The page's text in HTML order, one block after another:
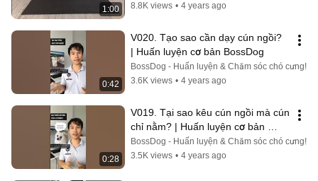
1:00
8.8K views • 4 years ago
0:42
V020. Tạo sao cần dạy cún ngồi?
| Huấn luyện cơ bản BossDog
BossDog - Huấn luyện & Chăm sóc chó cưng!
3.6K views • 4 years ago
0:28
V019. Tại sao kêu cún ngồi mà cún
chỉ nằm? | Huấn luyện cơ bản
BossDog
BossDog - Huấn luyện & Chăm sóc chó cưng!
3.5K views • 4 years ago